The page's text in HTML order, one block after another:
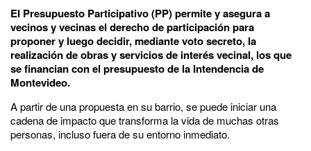
El Presupuesto Participativo (PP) permite y asegura a
vecinos y vecinas el derecho de participación para
proponer y luego decidir, mediante voto secreto, la
realización de obras y servicios de interés vecinal, los que
se financian con el presupuesto de la Intendencia de
Montevideo.
A partir de una propuesta en su barrio, se puede iniciar una
cadena de impacto que transforma la vida de muchas otras
personas, incluso fuera de su entorno inmediato.